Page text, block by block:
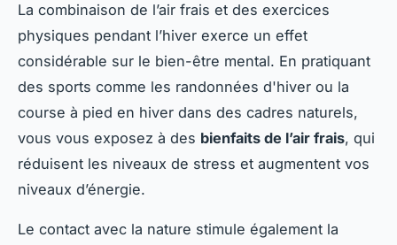
La combinaison de l’air frais et des exercices
physiques pendant l’hiver exerce un effet
considérable sur le bien-être mental. En pratiquant
des sports comme les randonnées d'hiver ou la
course à pied en hiver dans des cadres naturels,
vous vous exposez à des bienfaits de l’air frais, qui
réduisent les niveaux de stress et augmentent vos
niveaux d’énergie.
Le contact avec la nature stimule également la